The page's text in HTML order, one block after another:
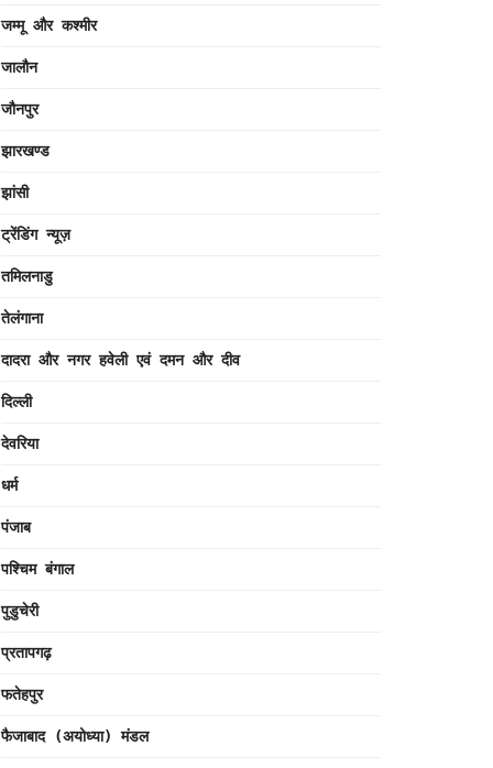
जम्मू और कश्मीर
जालौन
जौनपुर
झारखण्ड
झांसी
ट्रेंडिंग न्यूज़
तमिलनाडु
तेलंगाना
दादरा और नगर हवेली एवं दमन और दीव
दिल्ली
देवरिया
धर्म
पंजाब
पश्चिम बंगाल
पुडुचेरी
प्रतापगढ़
फतेहपुर
फैजाबाद (अयोध्या) मंडल